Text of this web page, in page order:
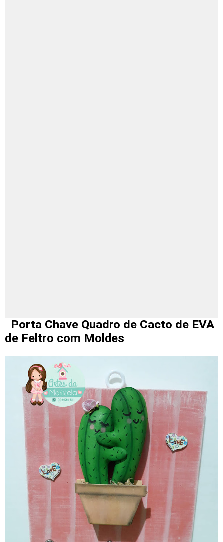
Porta Chave Quadro de Cacto de EVA
de Feltro com Moldes